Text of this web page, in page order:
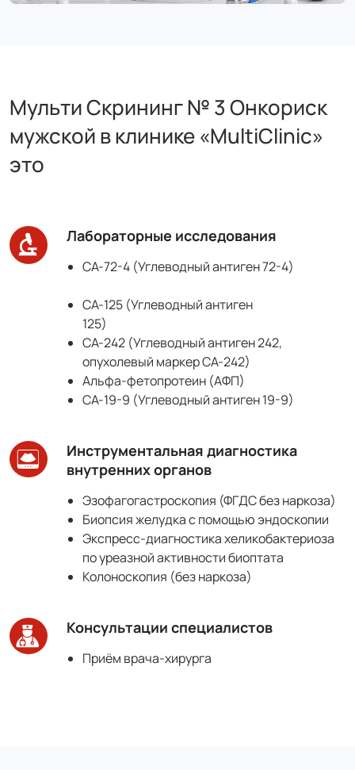
Мульти Скрининг № 3 Онкориск
мужской в клинике «MultiClinic»
это
Лабораторные исследования
CA-72-4 (Углеводный антиген 72-4)
СА-125 (Углеводный антиген
125)
CA-242 (Углеводный антиген 242,
опухолевый маркер CA-242)
Альфа-фетопротеин (АФП)
СА-19-9 (Углеводный антиген 19-9)
Инструментальная диагностика
внутренних органов
Эзофагогастроскопия (ФГДС без наркоза)
Биопсия желудка с помощью эндоскопии
Экспресс-диагностика хеликобактериоза
по уреазной активности биоптата
Колоноскопия (без наркоза)
Консультации специалистов
Приём врача-хирурга